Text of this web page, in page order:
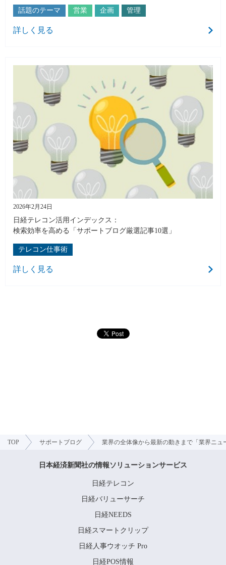
話題のテーマ 営業 企画 管理
詳しく見る
2026年2月24日
日経テレコン活用インデックス：
検索効率を高める「サポートブログ厳選記事10選」
テレコン仕事術
詳しく見る
TOP サポートブログ 業界の全体像から最新の動きまで「業界ニュ
日本経済新聞社の情報ソリューションサービス
日経テレコン
日経バリューサーチ
日経NEEDS
日経スマートクリップ
日経人事ウオッチ Pro
日経POS情報